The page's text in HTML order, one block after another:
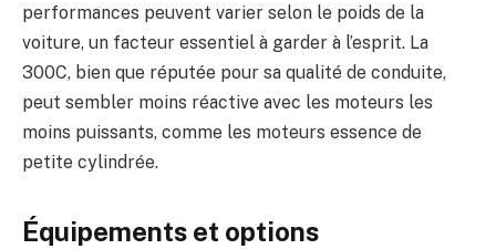
performances peuvent varier selon le poids de la
voiture, un facteur essentiel à garder à l’esprit. La
300C, bien que réputée pour sa qualité de conduite,
peut sembler moins réactive avec les moteurs les
moins puissants, comme les moteurs essence de
petite cylindrée.
Équipements et options